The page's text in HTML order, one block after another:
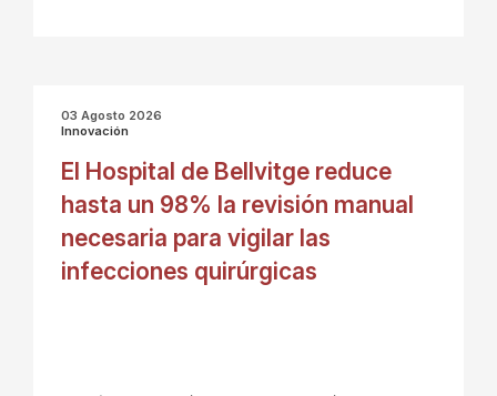
03 Agosto 2026
Innovación
El Hospital de Bellvitge reduce
hasta un 98% la revisión manual
necesaria para vigilar las
infecciones quirúrgicas